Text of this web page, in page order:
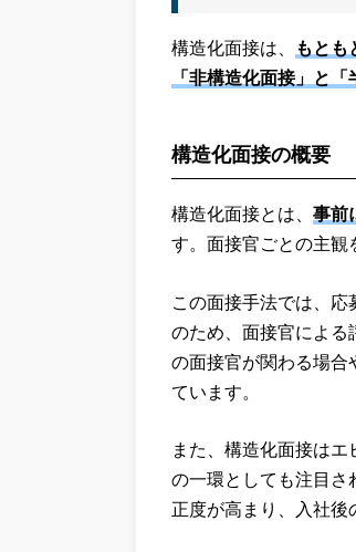
構造化面接は、 もとも
「非構造化面接」と「
構造化面接の概要
構造化面接とは、 事前
す。面接官ごとの主観
この面接手法では、
のため、面接官による
の面接官が関わる場合
ています。
また、構造化面接はエ
の一環としても注目さ
正度が高まり、入社後